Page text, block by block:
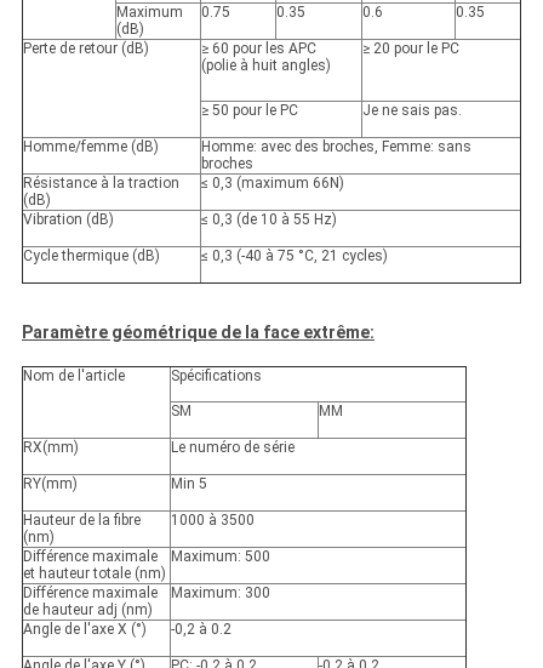
Maximum
(dB)
0.75 0.35 0.6 0.35
Perte de retour (dB)
≥ 60 pour les APC
(polie à huit angles)
≥ 20 pour le PC
≥ 50 pour le PC Je ne sais pas.
Homme/femme (dB)
Homme: avec des broches, Femme: sans
broches
Résistance à la traction
(dB)
≤ 0,3 (maximum 66N)
Vibration (dB) ≤ 0,3 (de 10 à 55 Hz)
Cycle thermique (dB) ≤ 0,3 (-40 à 75 °C, 21 cycles)
Paramètre géométrique de la face extrême:
Nom de l'article Spécifications
SM MM
RX(mm) Le numéro de série
RY(mm) Min 5
Hauteur de la fibre
(nm)
1000 à 3500
Différence maximale
et hauteur totale (nm)
Maximum: 500
Différence maximale
de hauteur adj (nm)
Maximum: 300
Angle de l'axe X (°) -0,2 à 0.2